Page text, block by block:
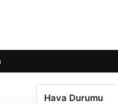
Hava Durumu